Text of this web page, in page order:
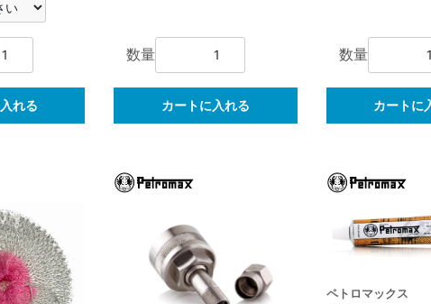
れる
数量
カートに入れる
数量
カートに
ペトロマックス